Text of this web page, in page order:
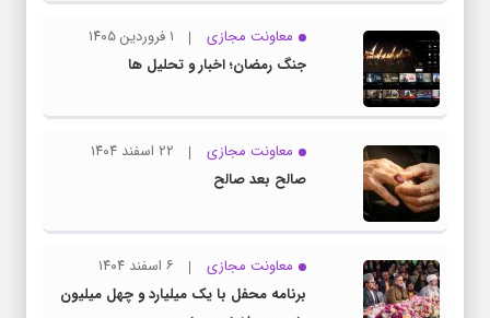
معاونت مجازی
۱ فروردین ۱۴۰۵
جنگ رمضان؛ اخبار و تحلیل ها
معاونت مجازی
۲۲ اسفند ۱۴۰۴
صالح بعد صالح
معاونت مجازی
۶ اسفند ۱۴۰۴
برنامه محفل با یک میلیارد و چهل میلیون